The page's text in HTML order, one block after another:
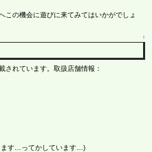
この機会に遊びに来てみてはいかがでしょ
↑
されています。取扱店舗情報：
ます…ってかしています…)